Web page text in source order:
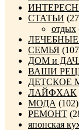
СТАТЬИ
отдых
СЕМЬЯ
ДОМ и
ВАШИ
ДЕТСКОЕ
ЛАЙФХАК
МОДА (102)
РЕМОНТ
японская